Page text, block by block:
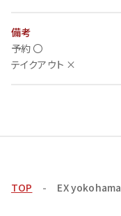
備考
予約 〇
テイクアウト ×
TOP EX yokohama